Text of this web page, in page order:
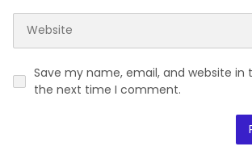
Save my name, email, and website in
the next time I comment.